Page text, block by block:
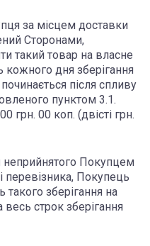
за місцем доставки
Сторонами,
такий товар на власне
кожного дня зберігання
після спливу
пунктом 3.1.
грн. 00 коп. (двісті грн.
Покупцем
перевізника, Покупець
такого зберігання на
весь строк зберігання